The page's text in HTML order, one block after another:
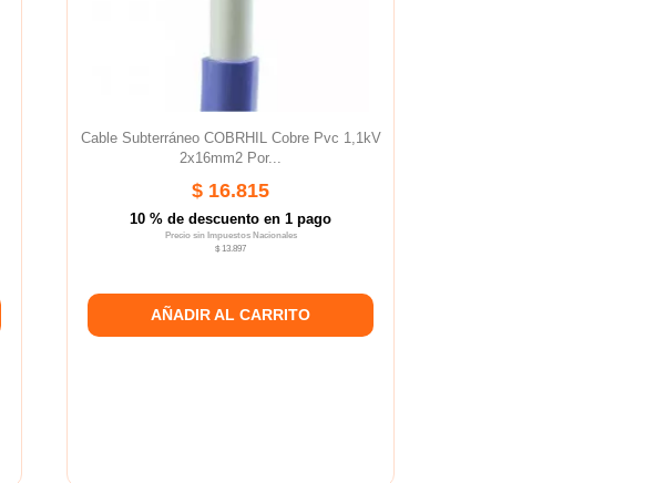
Cable Subterráneo COBRHIL Cobre Pvc 1,1kV
2x16mm2 Por...
$ 16.815
10 % de descuento en 1 pago
Precio sin Impuestos Nacionales
$ 13.897
AÑADIR AL CARRITO